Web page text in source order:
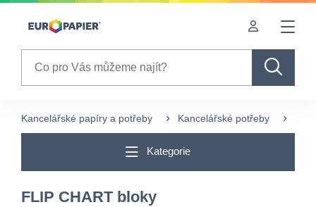
Table Of Content
Kancelářské papíry a potřeby Kancelářské potřeby
Kategorie
FLIP CHART bloky